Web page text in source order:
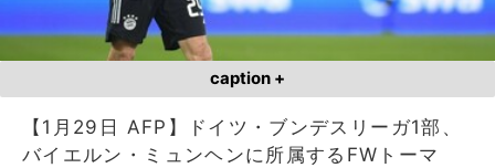
caption +
【1月29日 AFP】ドイツ・ブンデスリーガ1部、
バイエルン・ミュンヘンに所属するFWトーマ